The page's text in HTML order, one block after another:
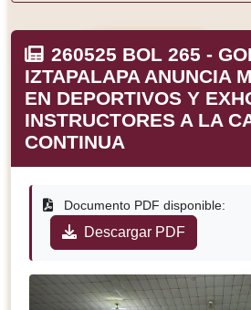
260525 BOL 265 -
IZTAPALAPA ANUNCIA
EN DEPORTIVOS Y
INSTRUCTORES A LA
CONTINUA
Documento PDF disponible:
Descargar PDF